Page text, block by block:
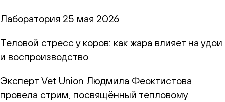
Лаборатория 25 мая 2026
Теловой стресс у коров: как жара влияет на удои
и воспроизводство
Эксперт Vet Union Людмила Феоктистова
провела стрим, посвящённый тепловому